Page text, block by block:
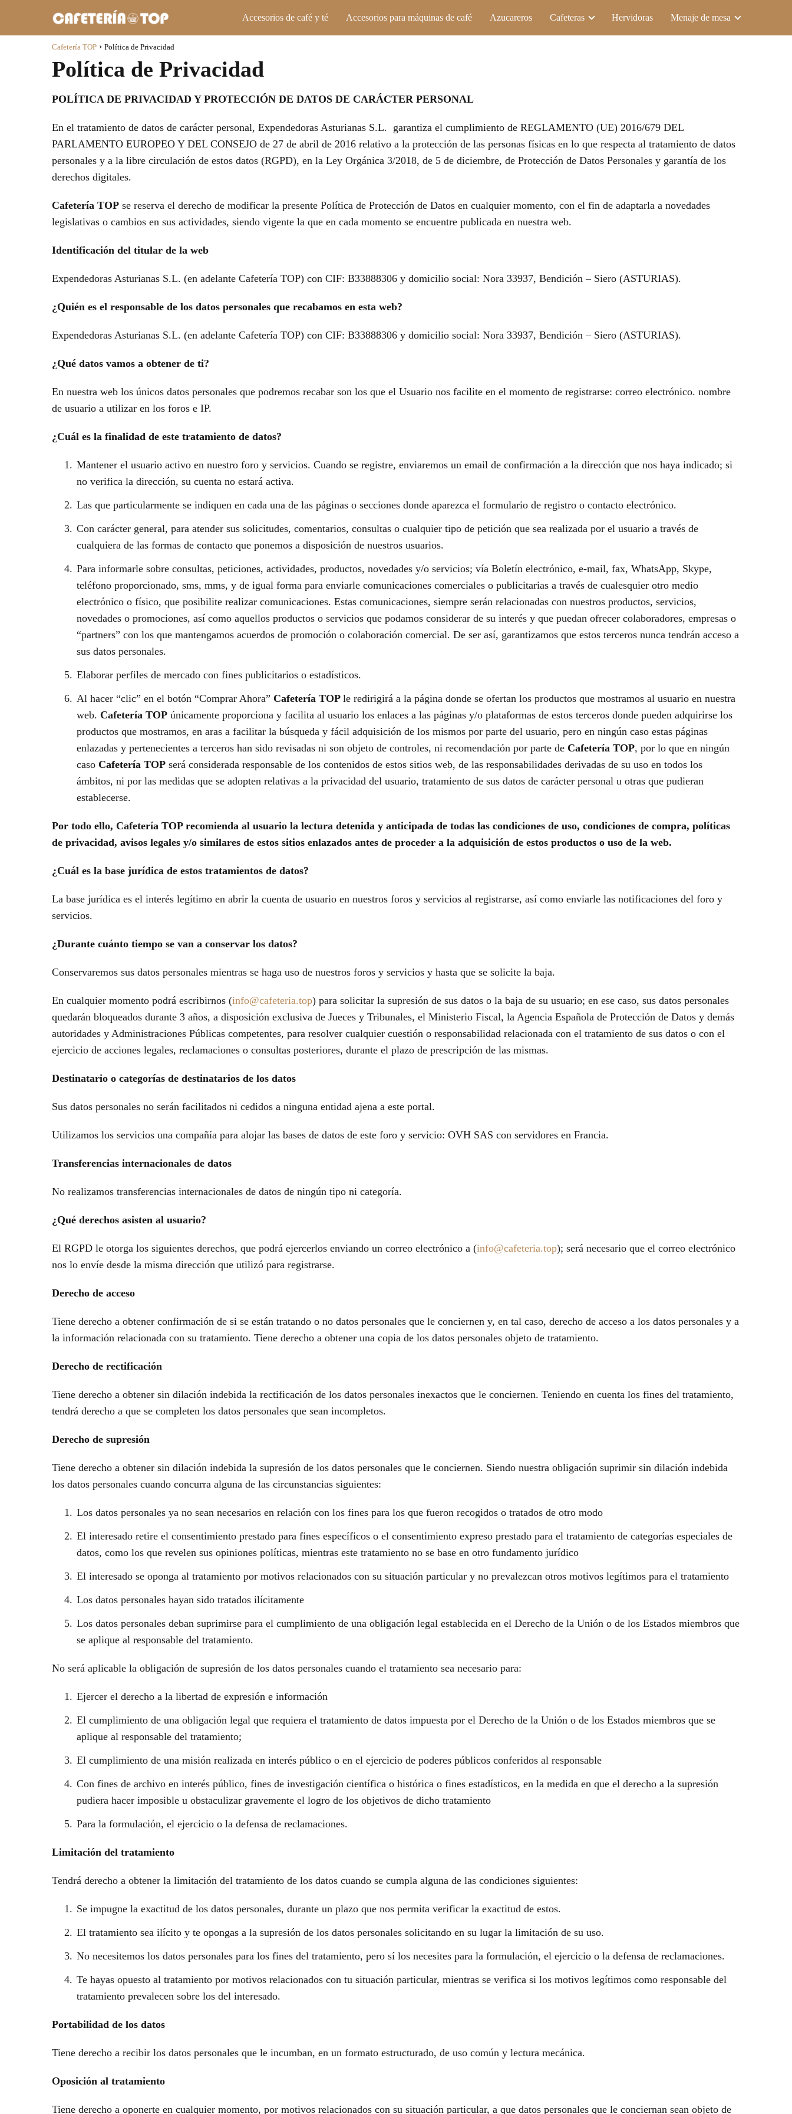
Accesorios de café y té Accesorios para máquinas de café Azucareros Cafeteras Hervidoras Menaje de mesa
Cafetería TOP Política de Privacidad
Política de Privacidad
POLÍTICA DE PRIVACIDAD Y PROTECCIÓN DE DATOS DE CARÁCTER PERSONAL
En el tratamiento de datos de carácter personal, Expendedoras Asturianas S.L. garantiza el cumplimiento de REGLAMENTO (UE) 2016/679 DEL
PARLAMENTO EUROPEO Y DEL CONSEJO de 27 de abril de 2016 relativo a la protección de las personas físicas en lo que respecta al tratamiento de datos
personales y a la libre circulación de estos datos (RGPD), en la Ley Orgánica 3/2018, de 5 de diciembre, de Protección de Datos Personales y garantía de los
derechos digitales.
Cafetería TOP se reserva el derecho de modificar la presente Política de Protección de Datos en cualquier momento, con el fin de adaptarla a novedades
legislativas o cambios en sus actividades, siendo vigente la que en cada momento se encuentre publicada en nuestra web.
Identificación del titular de la web
Expendedoras Asturianas S.L. (en adelante Cafetería TOP) con CIF: B33888306 y domicilio social: Nora 33937, Bendición – Siero (ASTURIAS).
¿Quién es el responsable de los datos personales que recabamos en esta web?
Expendedoras Asturianas S.L. (en adelante Cafetería TOP) con CIF: B33888306 y domicilio social: Nora 33937, Bendición – Siero (ASTURIAS).
¿Qué datos vamos a obtener de ti?
En nuestra web los únicos datos personales que podremos recabar son los que el Usuario nos facilite en el momento de registrarse: correo electrónico. nombre
de usuario a utilizar en los foros e IP.
¿Cuál es la finalidad de este tratamiento de datos?
Mantener el usuario activo en nuestro foro y servicios. Cuando se registre, enviaremos un email de confirmación a la dirección que nos haya indicado; si
no verifica la dirección, su cuenta no estará activa.
Las que particularmente se indiquen en cada una de las páginas o secciones donde aparezca el formulario de registro o contacto electrónico.
Con carácter general, para atender sus solicitudes, comentarios, consultas o cualquier tipo de petición que sea realizada por el usuario a través de
cualquiera de las formas de contacto que ponemos a disposición de nuestros usuarios.
Para informarle sobre consultas, peticiones, actividades, productos, novedades y/o servicios; vía Boletín electrónico, e-mail, fax, WhatsApp, Skype,
teléfono proporcionado, sms, mms, y de igual forma para enviarle comunicaciones comerciales o publicitarias a través de cualesquier otro medio
electrónico o físico, que posibilite realizar comunicaciones. Estas comunicaciones, siempre serán relacionadas con nuestros productos, servicios,
novedades o promociones, así como aquellos productos o servicios que podamos considerar de su interés y que puedan ofrecer colaboradores, empresas o
“partners” con los que mantengamos acuerdos de promoción o colaboración comercial. De ser así, garantizamos que estos terceros nunca tendrán acceso a
sus datos personales.
Elaborar perfiles de mercado con fines publicitarios o estadísticos.
Al hacer “clic” en el botón “Comprar Ahora” Cafetería TOP le redirigirá a la página donde se ofertan los productos que mostramos al usuario en nuestra
web. Cafetería TOP únicamente proporciona y facilita al usuario los enlaces a las páginas y/o plataformas de estos terceros donde pueden adquirirse los
productos que mostramos, en aras a facilitar la búsqueda y fácil adquisición de los mismos por parte del usuario, pero en ningún caso estas páginas
enlazadas y pertenecientes a terceros han sido revisadas ni son objeto de controles, ni recomendación por parte de Cafetería TOP, por lo que en ningún
caso Cafetería TOP será considerada responsable de los contenidos de estos sitios web, de las responsabilidades derivadas de su uso en todos los
ámbitos, ni por las medidas que se adopten relativas a la privacidad del usuario, tratamiento de sus datos de carácter personal u otras que pudieran
establecerse.
Por todo ello, Cafetería TOP recomienda al usuario la lectura detenida y anticipada de todas las condiciones de uso, condiciones de compra, políticas
de privacidad, avisos legales y/o similares de estos sitios enlazados antes de proceder a la adquisición de estos productos o uso de la web.
¿Cuál es la base jurídica de estos tratamientos de datos?
La base jurídica es el interés legítimo en abrir la cuenta de usuario en nuestros foros y servicios al registrarse, así como enviarle las notificaciones del foro y
servicios.
¿Durante cuánto tiempo se van a conservar los datos?
Conservaremos sus datos personales mientras se haga uso de nuestros foros y servicios y hasta que se solicite la baja.
En cualquier momento podrá escribirnos (info@cafeteria.top) para solicitar la supresión de sus datos o la baja de su usuario; en ese caso, sus datos personales
quedarán bloqueados durante 3 años, a disposición exclusiva de Jueces y Tribunales, el Ministerio Fiscal, la Agencia Española de Protección de Datos y demás
autoridades y Administraciones Públicas competentes, para resolver cualquier cuestión o responsabilidad relacionada con el tratamiento de sus datos o con el
ejercicio de acciones legales, reclamaciones o consultas posteriores, durante el plazo de prescripción de las mismas.
Destinatario o categorías de destinatarios de los datos
Sus datos personales no serán facilitados ni cedidos a ninguna entidad ajena a este portal.
Utilizamos los servicios una compañía para alojar las bases de datos de este foro y servicio: OVH SAS con servidores en Francia.
Transferencias internacionales de datos
No realizamos transferencias internacionales de datos de ningún tipo ni categoría.
¿Qué derechos asisten al usuario?
El RGPD le otorga los siguientes derechos, que podrá ejercerlos enviando un correo electrónico a (info@cafeteria.top); será necesario que el correo electrónico
nos lo envíe desde la misma dirección que utilizó para registrarse.
Derecho de acceso
Tiene derecho a obtener confirmación de si se están tratando o no datos personales que le conciernen y, en tal caso, derecho de acceso a los datos personales y a
la información relacionada con su tratamiento. Tiene derecho a obtener una copia de los datos personales objeto de tratamiento.
Derecho de rectificación
Tiene derecho a obtener sin dilación indebida la rectificación de los datos personales inexactos que le conciernen. Teniendo en cuenta los fines del tratamiento,
tendrá derecho a que se completen los datos personales que sean incompletos.
Derecho de supresión
Tiene derecho a obtener sin dilación indebida la supresión de los datos personales que le conciernen. Siendo nuestra obligación suprimir sin dilación indebida
los datos personales cuando concurra alguna de las circunstancias siguientes:
Los datos personales ya no sean necesarios en relación con los fines para los que fueron recogidos o tratados de otro modo
El interesado retire el consentimiento prestado para fines específicos o el consentimiento expreso prestado para el tratamiento de categorías especiales de
datos, como los que revelen sus opiniones políticas, mientras este tratamiento no se base en otro fundamento jurídico
El interesado se oponga al tratamiento por motivos relacionados con su situación particular y no prevalezcan otros motivos legítimos para el tratamiento
Los datos personales hayan sido tratados ilícitamente
Los datos personales deban suprimirse para el cumplimiento de una obligación legal establecida en el Derecho de la Unión o de los Estados miembros que
se aplique al responsable del tratamiento.
No será aplicable la obligación de supresión de los datos personales cuando el tratamiento sea necesario para:
Ejercer el derecho a la libertad de expresión e información
El cumplimiento de una obligación legal que requiera el tratamiento de datos impuesta por el Derecho de la Unión o de los Estados miembros que se
aplique al responsable del tratamiento;
El cumplimiento de una misión realizada en interés público o en el ejercicio de poderes públicos conferidos al responsable
Con fines de archivo en interés público, fines de investigación científica o histórica o fines estadísticos, en la medida en que el derecho a la supresión
pudiera hacer imposible u obstaculizar gravemente el logro de los objetivos de dicho tratamiento
Para la formulación, el ejercicio o la defensa de reclamaciones.
Limitación del tratamiento
Tendrá derecho a obtener la limitación del tratamiento de los datos cuando se cumpla alguna de las condiciones siguientes:
Se impugne la exactitud de los datos personales, durante un plazo que nos permita verificar la exactitud de estos.
El tratamiento sea ilícito y te opongas a la supresión de los datos personales solicitando en su lugar la limitación de su uso.
No necesitemos los datos personales para los fines del tratamiento, pero sí los necesites para la formulación, el ejercicio o la defensa de reclamaciones.
Te hayas opuesto al tratamiento por motivos relacionados con tu situación particular, mientras se verifica si los motivos legítimos como responsable del
tratamiento prevalecen sobre los del interesado.
Portabilidad de los datos
Tiene derecho a recibir los datos personales que le incumban, en un formato estructurado, de uso común y lectura mecánica.
Oposición al tratamiento
Tiene derecho a oponerte en cualquier momento, por motivos relacionados con su situación particular, a que datos personales que le conciernan sean objeto de